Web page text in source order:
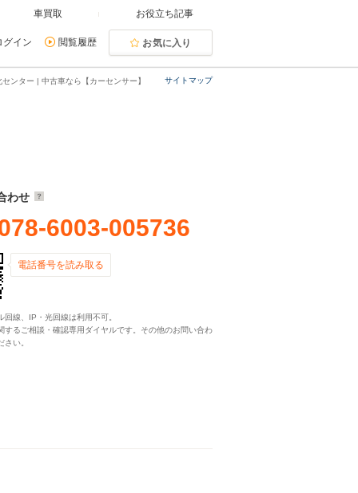
車買取 お役立ち記事
グイン 閲覧履歴 お気に入り
サイトマップ
ンター | 中古車なら【カーセンサー】
わせ
6003-005736
電話番号を読み取る
線、IP・光回線は利用不可。
するご相談・確認専用ダイヤルです。その他のお問い合わ
さい。